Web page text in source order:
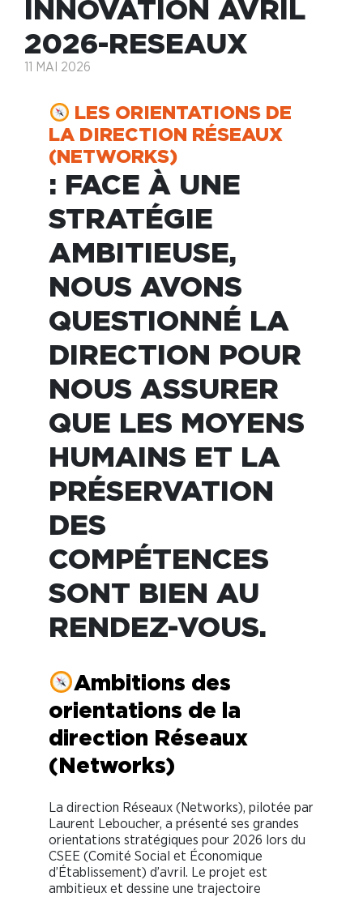
INNOVATION AVRIL
2026-RESEAUX
11 MAI 2026
LES ORIENTATIONS DE
LA DIRECTION RÉSEAUX
(NETWORKS)
: FACE À UNE
STRATÉGIE
AMBITIEUSE,
NOUS AVONS
QUESTIONNÉ LA
DIRECTION POUR
NOUS ASSURER
QUE LES MOYENS
HUMAINS ET LA
PRÉSERVATION
DES
COMPÉTENCES
SONT BIEN AU
RENDEZ-VOUS.
Ambitions des
orientations de la
direction Réseaux
(Networks)
La direction Réseaux (Networks), pilotée par
Laurent Leboucher, a présenté ses grandes
orientations stratégiques pour 2026 lors du
CSEE (Comité Social et Économique
d’Établissement) d’avril. Le projet est
ambitieux et dessine une trajectoire